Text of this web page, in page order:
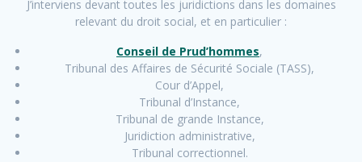
J’interviens devant toutes les juridictions dans les domaines
relevant du droit social, et en particulier :
Conseil de Prud’hommes,
Tribunal des Affaires de Sécurité Sociale (TASS),
Cour d’Appel,
Tribunal d’Instance,
Tribunal de grande Instance,
Juridiction administrative,
Tribunal correctionnel.